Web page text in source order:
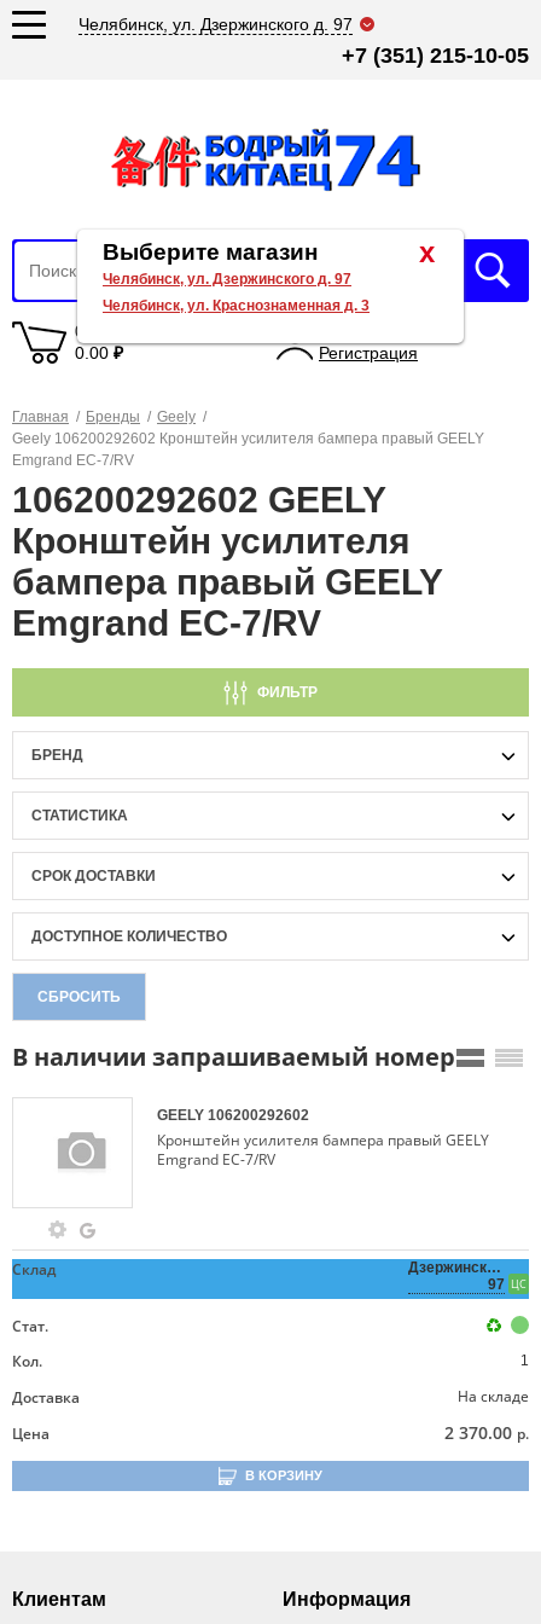
Челябинск, ул. Дзержинского д. 97
+7 (351) 215-10-05
0 товаров
0.00 ₽
Регистрация
Главная / Бренды / Geely /
Geely 106200292602 Кронштейн усилителя бампера правый GEELY
Emgrand EC-7/RV
106200292602 GEELY
Кронштейн усилителя
бампера правый GEELY
Emgrand EC-7/RV
ФИЛЬТР
БРЕНД
СТАТИСТИКА
СРОК ДОСТАВКИ
ДОСТУПНОЕ КОЛИЧЕСТВО
СБРОСИТЬ
В наличии запрашиваемый номер
GEELY 106200292602
Кронштейн усилителя бампера правый GEELY
Emgrand EC-7/RV
Склад
Дзержинского,
97 ЦС
Стат.
Кол.
1
Доставка
На складе
Цена
2 370.00 р.
В КОРЗИНУ
Клиентам Информация
x
Выберите магазин
Челябинск, ул. Дзержинского д. 97
Челябинск, ул. Краснознаменная д. 3